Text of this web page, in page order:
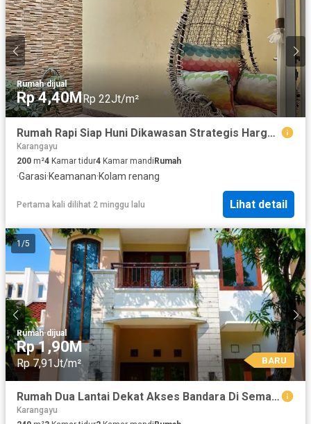
Rumah·dijual
Rp 4,40MRp 22Jt/m²
Rumah Rapi Siap Huni Dikawasan Strategis Harga Super Worth it
Karangayu
200 m²4 Kamar tidur4 Kamar mandi Rumah
·Garasi·Keamanan·Kolam renang
Pertama kali dilihat 2 minggu lalu Lihat detail
1 /5
Rumah·dijual
Rp 1,90M
Rp 7,91Jt/m² BARU
Rumah Dua Lantai Dekat Akses Bandara Di Semarang Barat A5624
Karangayu